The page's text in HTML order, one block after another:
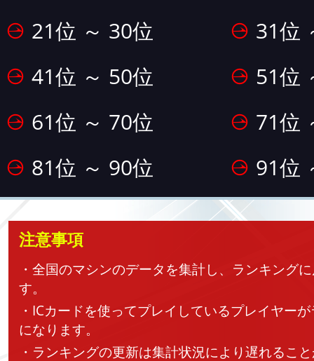
21位 ～ 30位
31位
41位 ～ 50位
51位
61位 ～ 70位
71位
81位 ～ 90位
91位
注意事項
・全国のマシンのデータを集計し、ランキング
す。
・ICカードを使ってプレイしているプレイヤー
になります。
・ランキングの更新は集計状況により遅れるこ